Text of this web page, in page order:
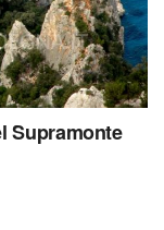
Supramonte